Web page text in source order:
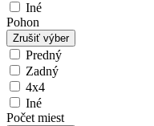
Iné
Pohon
Zrušiť výber
Predný
Zadný
4x4
Iné
Počet miest